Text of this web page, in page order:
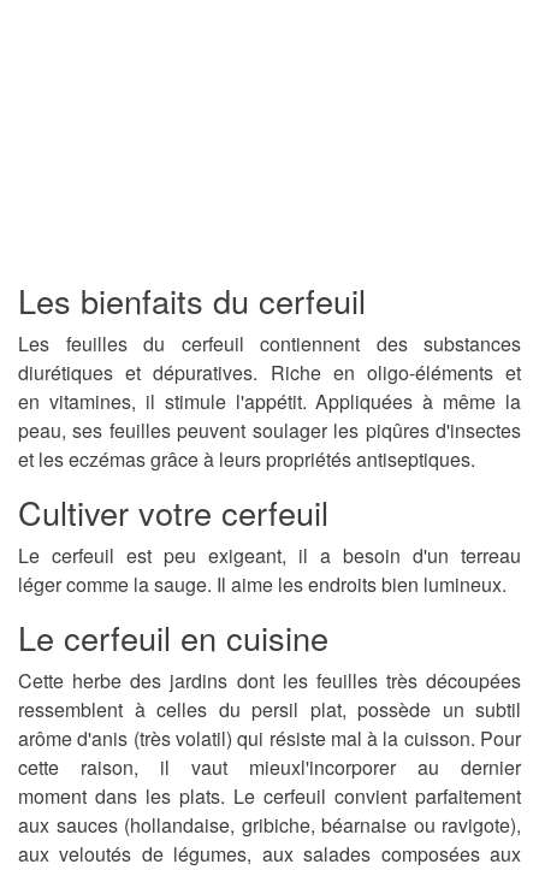
Les bienfaits du cerfeuil
Les feuilles du cerfeuil contiennent des substances
diurétiques et dépuratives. Riche en oligo-élémentset
en vitamines, il stimule l'appétit. Appliquées à même la
peau, ses feuilles peuvent soulager les piqûres d'insectes
et les eczémasgrâce à leurspropriétés antiseptiques.
Cultiver votre cerfeuil
Le cerfeuil est peu exigeant, il a besoin d'un terreau
légercomme la sauge. Il aime lesendroits bien lumineux.
Le cerfeuil en cuisine
Cette herbe des jardins dont les feuilles très découpées
ressemblent à celles du persil plat, possède un subtil
arôme d'anis (très volatil) qui résiste mal à la cuisson. Pour
cette raison, il vaut mieuxl'incorporer au dernier
moment dans les plats. Le cerfeuil convient parfaitement
aux sauces (hollandaise, gribiche, béarnaise ou ravigote),
aux veloutés de légumes, aux salades composées aux